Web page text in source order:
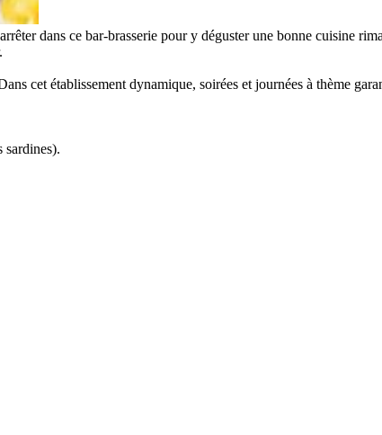
dans ce bar-brasserie pour y déguster une bonne cuisine
cet établissement dynamique, soirées et journées à thème
sardines).